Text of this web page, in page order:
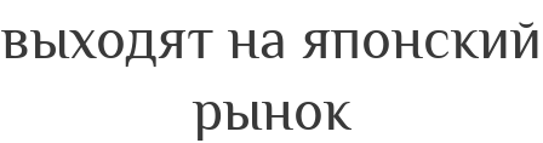
выходят на японский
рынок